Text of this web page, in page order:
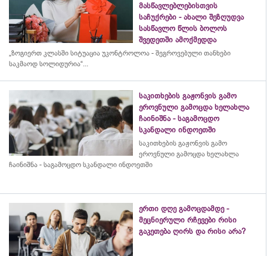
მასწავლებლებისთვის
საჩუქრები - ახალი შეზღუდვა
სასწავლო წლის ბოლოს
შვედეთში ამოქმედდა
„ზოგიერთ კლასში სიტუაცია უკონტროლოა - შეგროვებული თანხები
საკმაოდ სოლიდურია“...
საკითხების გაჟონვის გამო
ეროვნული გამოცდა ხელახლა
ჩაინიშნა - საგამოცდო
სკანდალი ინდოეთში
საკითხების გაჟონვის გამო
ეროვნული გამოცდა ხელახლა
ჩაინიშნა - საგამოცდო სკანდალი ინდოეთში
ერთი დღე გამოცდამდე -
მეცნიერული რჩევები რისი
გაკეთება ღირს და რისი არა?